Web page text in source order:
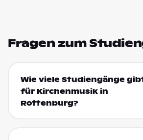
Fragen zum
Wie viele Studiengänge
für Kirchenmusik in
Rottenburg?